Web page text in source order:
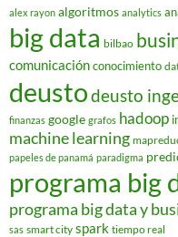
alex rayon algoritmos analytics
big data bilbao
comunicaciónconocimiento
deustodeusto
finanzas google grafos hadoop
machine learning
papeles de panamá paradigma
programa big
programa big data y
sas smart city spark tiempo real